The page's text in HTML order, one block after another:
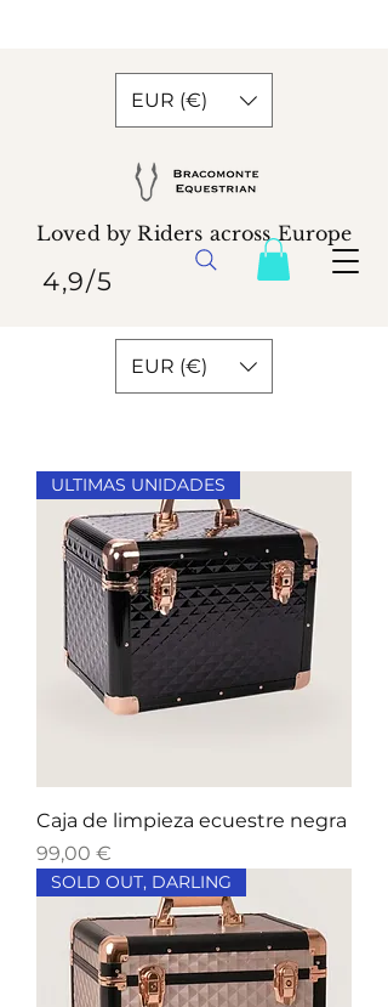
EUR (€)
Loved by Riders across Europe
4,9/5
EUR (€)
ULTIMAS UNIDADES
Caja de limpieza ecuestre negra
Precio
99,00 €
SOLD OUT, DARLING